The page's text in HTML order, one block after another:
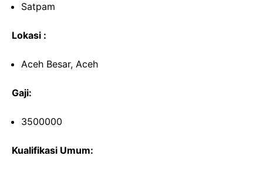
Satpam
Lokasi :
Aceh Besar, Aceh
Gaji:
3500000
Kualifikasi Umum: